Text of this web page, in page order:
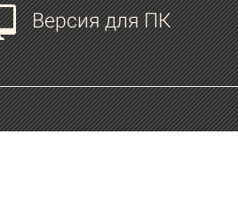
Версия для ПК